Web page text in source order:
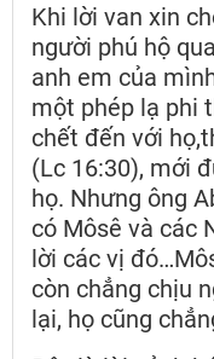
Khi lời van xin
người phú hộ
anh em của
một phép lạ phi
chết đến với
(Lc 16:30), mới
họ. Nhưng ông
có Môsê và các
lời các vị
còn chẳng chịu
lại, họ cũng